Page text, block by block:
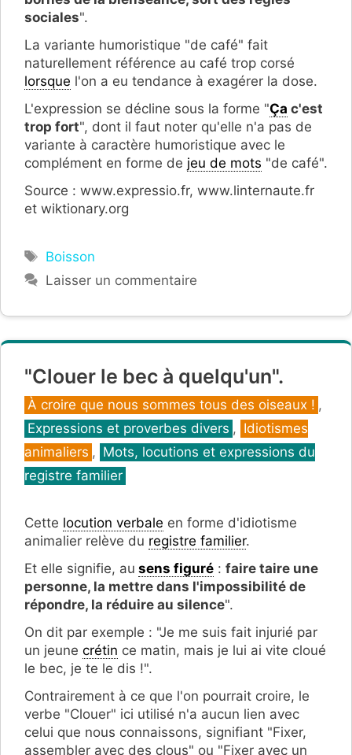
sociales".
La variante humoristique "de café" fait
naturellement référence au café trop corsé
lorsque l'on a eu tendance à exagérer la dose.
L'expression se décline sous la forme "Ça c'est
trop fort", dont il faut noter qu'elle n'a pas de
variante à caractère humoristique avec le
complément en forme de jeu de mots "de café".
Source : www.expressio.fr, www.linternaute.fr
et wiktionary.org
Étiquettes
Boisson
Laisser un commentaire
"Clouer le bec à quelqu'un".
Catégories
À croire que nous sommes tous des oiseaux ! ,
Expressions et proverbes divers , Idiotismes
animaliers , Mots, locutions et expressions du
registre familier
Cette locution verbale en forme d'idiotisme
animalier relève du registre familier.
Et elle signifie, au sens figuré : faire taire une
personne, la mettre dans l'impossibilité de
répondre, la réduire au silence".
On dit par exemple : "Je me suis fait injurié par
un jeune crétin ce matin, mais je lui ai vite cloué
le bec, je te le dis !".
Contrairement à ce que l'on pourrait croire, le
verbe "Clouer" ici utilisé n'a aucun lien avec
celui que nous connaissons, signifiant "Fixer,
assembler avec des clous" ou "Fixer avec un